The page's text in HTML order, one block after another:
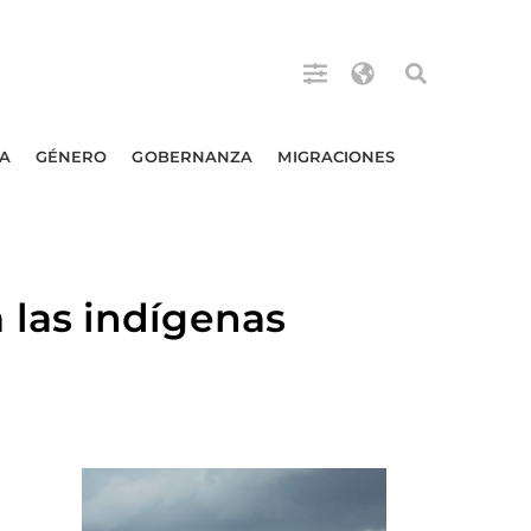
GÉNERO GOBERNANZA MIGRACIONES
las indígenas